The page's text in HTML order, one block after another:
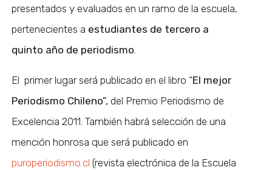
presentados y evaluados en un ramo de la escuela,
pertenecientes a estudiantes de tercero a
quinto año de periodismo.
El primer lugar será publicado en el libro “El mejor
Periodismo Chileno”, del Premio Periodismo de
Excelencia 2011. También habrá selección de una
mención honrosa que será publicado en
puroperiodismo.cl(revista electrónica de la Escuela